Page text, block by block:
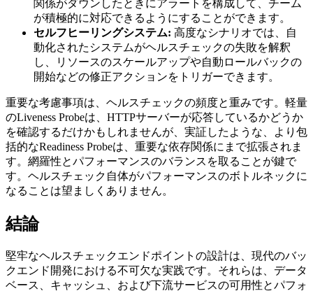
関係がダウンしたときにアラートを構成して、チーム
が積極的に対応できるようにすることができます。
セルフヒーリングシステム: 高度なシナリオでは、自
動化されたシステムがヘルスチェックの失敗を解釈
し、リソースのスケールアップや自動ロールバックの
開始などの修正アクションをトリガーできます。
重要な考慮事項は、ヘルスチェックの頻度と重みです。軽量
のLiveness Probeは、HTTPサーバーが応答しているかどうか
を確認するだけかもしれませんが、実証したような、より包
括的なReadiness Probeは、重要な依存関係にまで拡張されま
す。網羅性とパフォーマンスのバランスを取ることが鍵で
す。ヘルスチェック自体がパフォーマンスのボトルネックに
なることは望ましくありません。
結論
堅牢なヘルスチェックエンドポイントの設計は、現代のバッ
クエンド開発における不可欠な実践です。それらは、データ
ベース、キャッシュ、および下流サービスの可用性とパフォ